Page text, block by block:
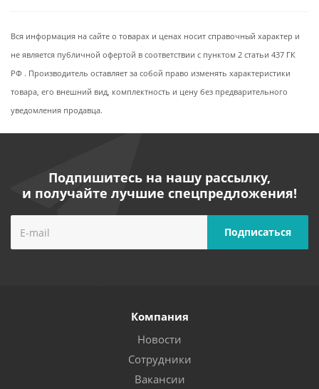
Вся информация на сайте о товарах и ценах носит справочный характер и
не является публичной офертой в соответствии с пунктом 2 статьи 437 ГК
РФ . Производитель оставляет за собой право изменять характеристики
товара, его внешний вид, комплектность и цену без предварительного
уведомления продавца.
Подпишитесь на нашу рассылку,
и получайте лучшие спецпредложения!
Компания
Новости
Сотрудники
Вакансии